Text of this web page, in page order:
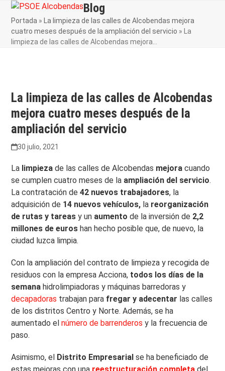
Skip
content
Open
mobile
menu
Close
mobile
menu
Blog
Portada »
La limpieza de las calles de Alcobendas mejora
cuatro meses después de la ampliación del servicio »
La
limpieza de las calles de Alcobendas mejora…
La limpieza de las calles de Alcobendas
mejora cuatro meses después de la
ampliación del servicio
30 julio, 2021
La limpieza de las calles de Alcobendas mejora cuando
se cumplen cuatro meses de la ampliación del servicio.
La contratación de42 nuevos trabajadores, la
adquisición de 14 nuevos vehículos, la reorganización
de rutas y tareas y un aumento de la inversión de 2,2
millones de euros han hecho posible que, de nuevo, la
ciudad luzca limpia.
Con la ampliación del contrato de limpieza y recogida de
residuos con la empresa Acciona, todos los días de la
semana hidrolimpiadoras y máquinas barredoras y
decapadoras trabajan para fregar y adecentar las calles
de los distritos Centro y Norte. Además, se ha
aumentado elnúmero de barrenderos y la frecuencia de
paso.
Asimismo, el Distrito Empresarial se ha beneficiado de